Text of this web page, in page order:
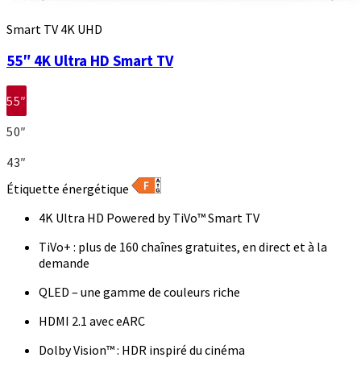
Smart TV 4K UHD
55″ 4K Ultra HD Smart TV
55″
50″
43″
Étiquette énergétique
4K Ultra HD Powered by TiVo™ Smart TV
TiVo+ : plus de 160 chaînes gratuites, en direct et à la
demande
QLED – une gamme de couleurs riche
HDMI 2.1 avec eARC
Dolby Vision™ : HDR inspiré du cinéma